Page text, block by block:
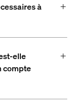
à
elle
compte